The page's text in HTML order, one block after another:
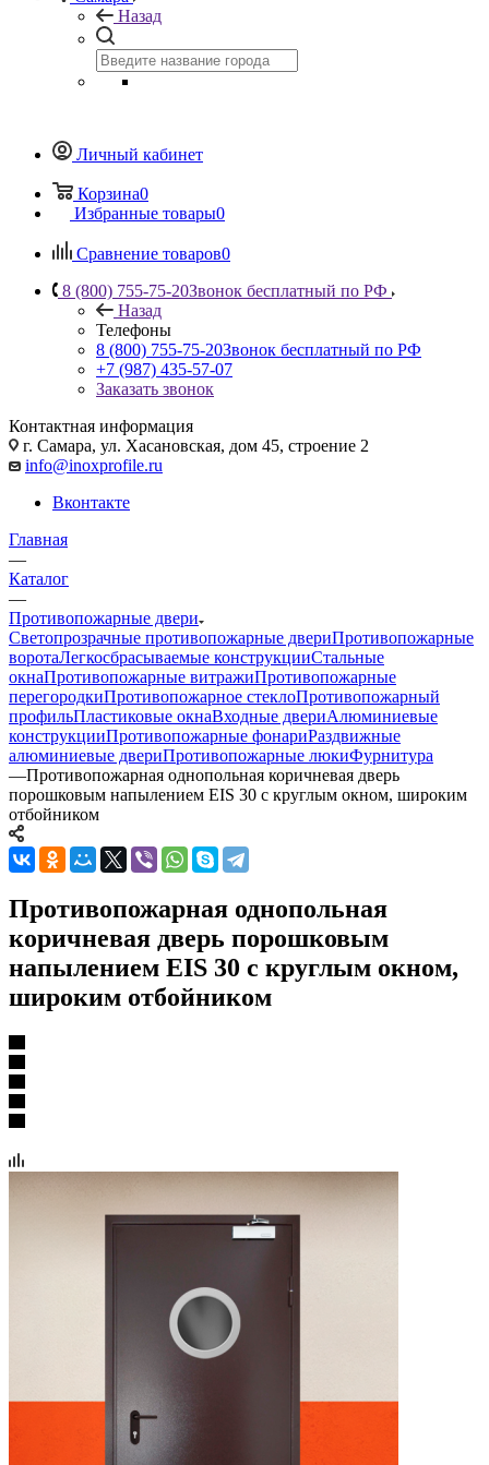
Назад
Личный кабинет
Корзина0
Избранные товары0
Сравнение товаров0
8 (800) 755-75-20Звонок бесплатный по РФ
Назад
Телефоны
8 (800) 755-75-20Звонок бесплатный по РФ
+7 (987) 435-57-07
Заказать звонок
Контактная информация
г. Самара, ул. Хасановская, дом 45, строение 2
info@inoxprofile.ru
Вконтакте
Главная
—
Каталог
—
Противопожарные двери
Светопрозрачные противопожарные двериПротивопожарные
воротаЛегкосбрасываемые конструкцииСтальные
окнаПротивопожарные витражиПротивопожарные
перегородкиПротивопожарное стеклоПротивопожарный
профильПластиковые окнаВходные двериАлюминиевые
конструкцииПротивопожарные фонариРаздвижные
алюминиевые двериПротивопожарные люкиФурнитура
—Противопожарная однопольная коричневая дверь
порошковым напылением EIS 30 с круглым окном, широким
отбойником
Противопожарная однопольная
коричневая дверь порошковым
напылением EIS 30 с круглым окном,
широким отбойником